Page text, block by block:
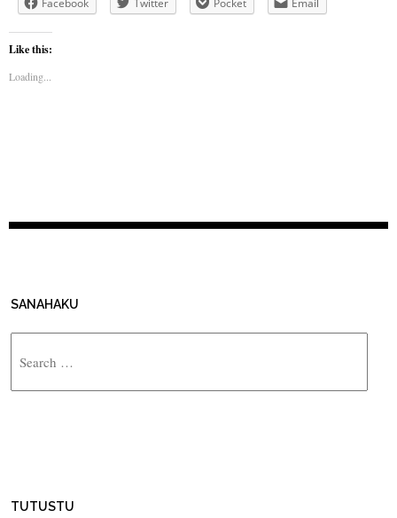
Facebook
Twitter Pocket Email
Like this:
Loading...
SANAHAKU
TUTUSTU